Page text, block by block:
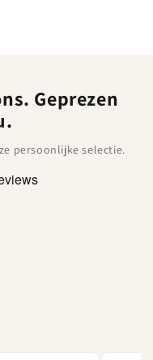
Geprezen
persoonlijke selectie.